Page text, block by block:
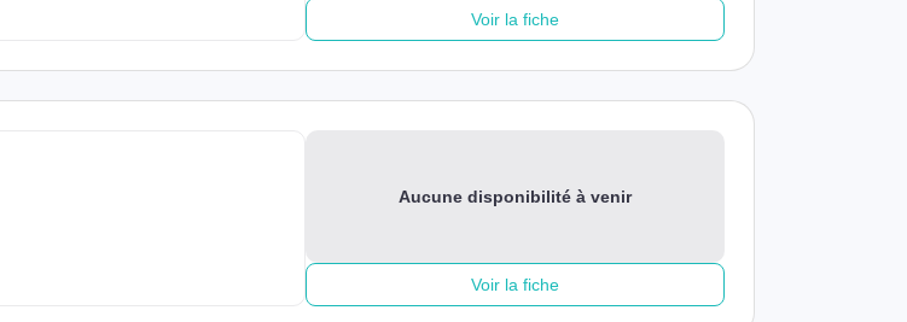
Voir la fiche
Aucune disponibilité à venir
Voir la fiche